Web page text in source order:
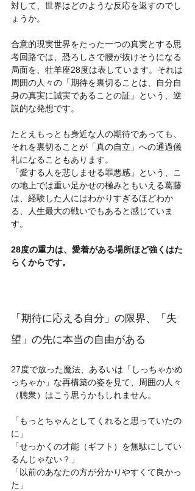
対して、世界はどのような反応を返すのでし
ょうか。
合意的現実世界をたった一つの真実とする思
考回路では、恐ろしさで腰が抜けそうになる
局面を、牡羊座28度は表しています。それは
周囲の人々の「期待を裏切ることは、自分自
身の真実に誠実であることの証」という、逆
説的な発想です。
たとえもっとも身近な人の期待であっても、
それを裏切ることが「真の自立」への通過儀
礼になることもあります。
「愛する人を悲しませる罪悪感」という、こ
の地上では重い足かせの極みともいえる葛藤
は、経験した人にはわかりすぎるほどわか
る、人生最大の戦いでもあると感じていま
す。
28度の重力は、愛着がある場所ほど強くはた
らくからです。
「期待に応える自分」の限界、「失
望」の先に本当の自由がある
27度で放った魔法、あるいは「しっちゃかめ
っちゃか」な再構築の姿を見て、周囲の人々
（聴衆）はこう思うかもしれません。
「もっとちゃんとしてくれると思っていたの
に」
「せっかくの才能（ギフト）を無駄にしてい
るんじゃない？」
「以前のあなたの方が分かりやすくて良かっ
た」